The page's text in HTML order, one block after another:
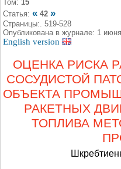
Том: 15
Статья: « 42 »
Страницы:. 519-528
Опубликована в журнале: 1 июня
English version
ОЦЕНКА РИСКА
СОСУДИСТОЙ
ОБЪЕКТА
РАКЕТНЫХ
ТОПЛИВА